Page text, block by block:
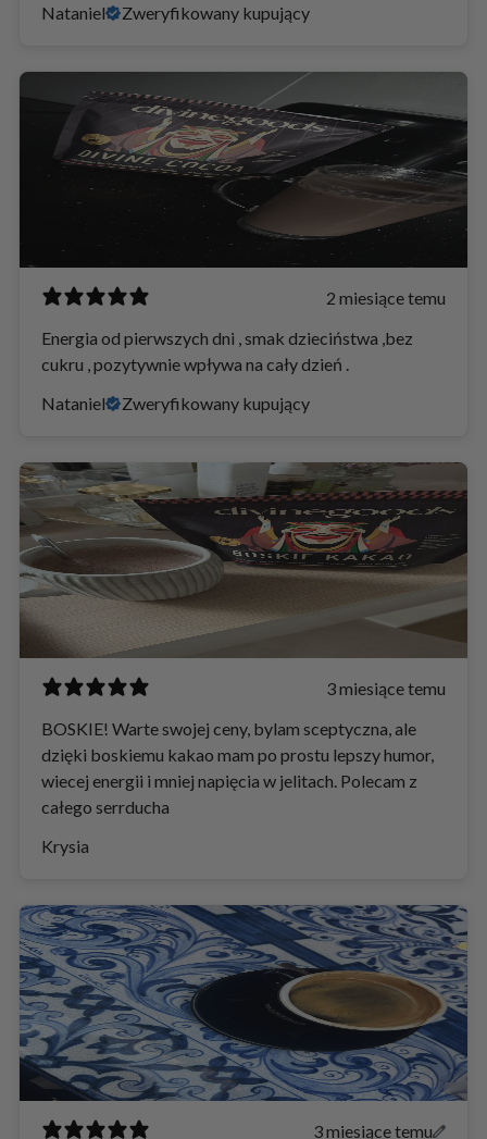
Nataniel
Zweryfikowany kupujący
2 miesiące temu
Energia od pierwszych dni , smak dzieciństwa ,bez
cukru , pozytywnie wpływa na cały dzień .
Nataniel
Zweryfikowany kupujący
3 miesiące temu
BOSKIE! Warte swojej ceny, bylam sceptyczna, ale
dzięki boskiemu kakao mam po prostu lepszy humor,
wiecej energii i mniej napięcia w jelitach. Polecam z
całego serrducha
Krysia
3 miesiące temu